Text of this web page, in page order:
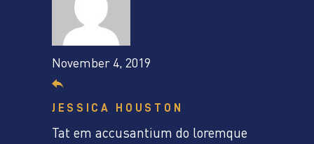
November 4, 2019
JESSICA HOUSTON
Tat em accusantium do loremque